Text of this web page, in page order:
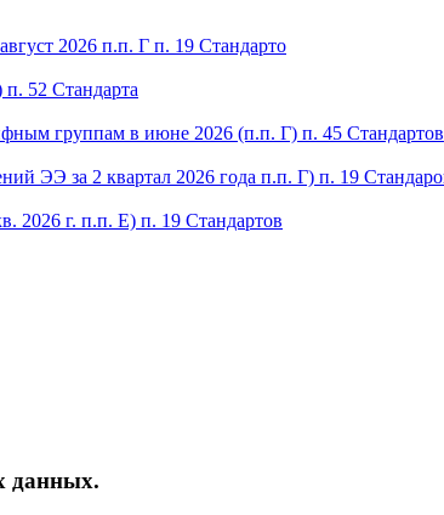
2026 п.п. Г п. 19 Стандарто
52 Стандарта
группам в июне 2026 (п.п. Г) п. 45 Стандартов
ЭЭ за 2 квартал 2026 года п.п. Г) п. 19
2026 г. п.п. Е) п. 19 Стандартов
данных.